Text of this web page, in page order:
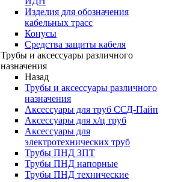
Изделия для обозначения
кабельных трасс
Конусы
Средства защиты кабеля
Трубы и аксессуары различного
назначения
Назад
Трубы и аксессуары различного
назначения
Аксессуары для труб ССД-Пайп
Аксессуары для х/ц труб
Аксессуары для
электротехнических труб
Трубы ПНД ЗПТ
Трубы ПНД напорные
Трубы ПНД технические